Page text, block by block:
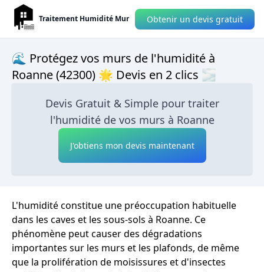
Traitement Humidité Mur Obtenir un devis gratuit
🌊 Protégez vos murs de l'humidité à
Roanne (42300) 🌟 Devis en 2 clics 🌫
Devis Gratuit & Simple pour traiter
l'humidité de vos murs à Roanne
J'obtiens mon devis maintenant
L'humidité constitue une préoccupation habituelle
dans les caves et les sous-sols à Roanne. Ce
phénomène peut causer des dégradations
importantes sur les murs et les plafonds, de même
que la prolifération de moisissures et d'insectes